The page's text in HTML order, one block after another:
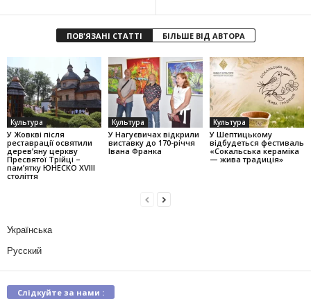
ПОВ'ЯЗАНІ СТАТТІ БІЛЬШЕ ВІД АВТОРА
Культура
У Жовкві після
реставрації освятили
дерев’яну церкву
Пресвятої Трійці –
пам’ятку ЮНЕСКО XVIII
століття
Культура
У Нагуєвичах відкрили
виставку до 170-річчя
Івана Франка
Культура
У Шептицькому
відбудеться фестиваль
«Сокальська кераміка
— жива традиція»
Українська
Русский
Слідкуйте за нами :